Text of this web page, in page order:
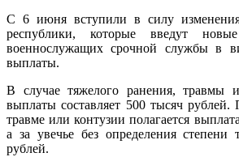
С 6 июня вступили в силу изменения
республики, которые введут
военнослужащих срочной службы в
выплаты.
В случае тяжелого ранения, травмы
выплаты составляет 500 тысяч
травме или контузии полагается
а за увечье без определения
рублей.